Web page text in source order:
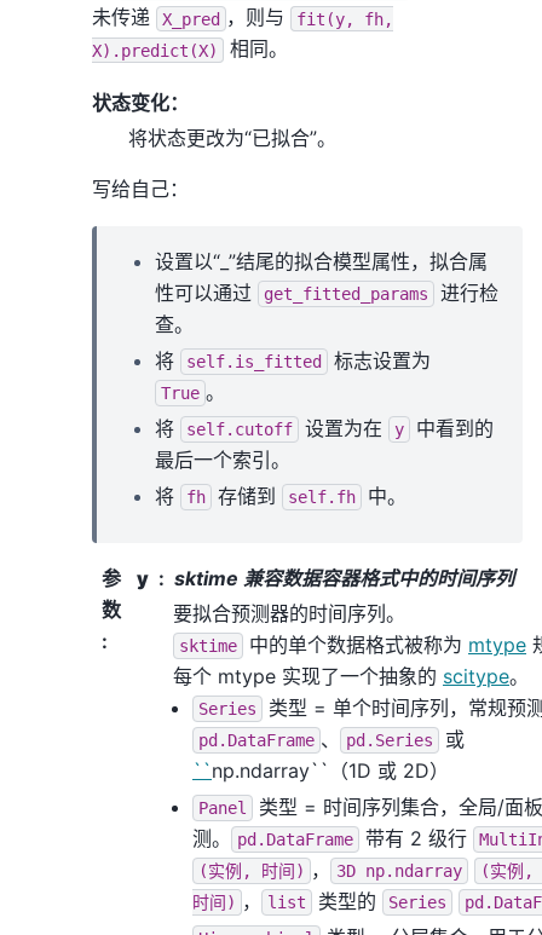
未传递
X_pred ，则与 fit(y,
fh,
X).predict(X)
相同。
状态变化：
将状态更改为“已拟合”。
写给自己：
设置以“_”结尾的拟合模型属性，拟合属
性可以通过
get_fitted_params
进行检
查。
将
self.is_fitted 标志设置为
True 。
将
self.cutoff 设置为在 y
中看到的
最后一个索引。
将
fh 存储到 self.fh 中。
参
数
:
y
sktime 兼容数据容器格式中的时间序列
要拟合预测器的时间序列。
sktime 中的单个数据格式被称为 mtype
每个 mtype 实现了一个抽象的 scitype。
Series 类型 = 单个时间序列，常规预
pd.DataFrame 、 pd.Series
或
``np.ndarray``（1D 或 2D）
Panel
类型 = 时间序列集合，全局/面
测。
pd.DataFrame 带有 2 级行
(实例,
时间) ， 3D np.ndarray
(实例,
时间) ， list 类型的 Series